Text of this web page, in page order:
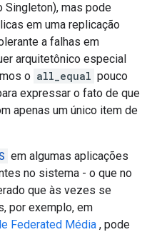
Singleton), mas pode
em uma replicação
a falhas em
arquitetônico especial
o all_equal pouco
expressar o fato de que
apenas um único item de
em algumas aplicações
no sistema - o que no
que às vezes se
por exemplo, em
Federated Média , pode